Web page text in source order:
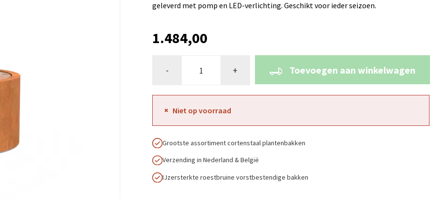
geleverd met pomp en LED-verlichting. Geschikt voor ieder seizoen.
1.484,00
- + Toevoegen aan winkelwagen
Niet op voorraad
Grootste assortiment cortenstaal plantenbakken
Verzending in Nederland & België
IJzersterkte roestbruine vorstbestendige bakken